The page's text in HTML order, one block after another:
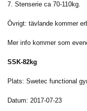
7. Stenserie ca 70-110kg.
Övrigt: tävlande kommer
Mer info kommer som
SSK-82kg
Plats: Swetec functional
Datum: 2017-07-23